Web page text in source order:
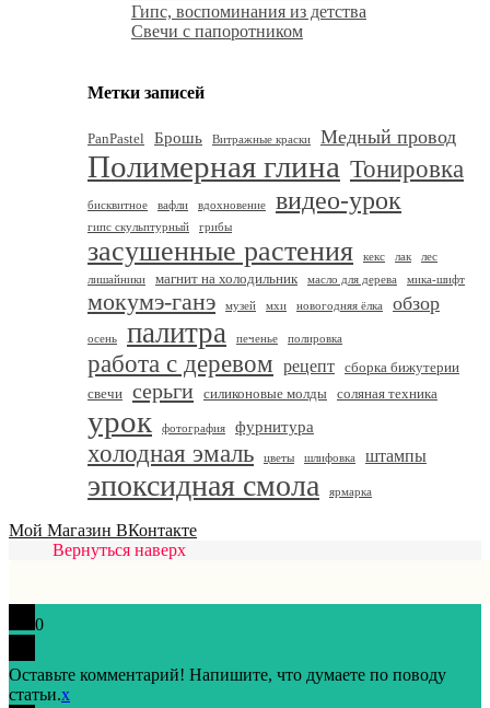
Гипс, воспоминания из детства
Свечи с папоротником
Метки записей
PanPastel Брошь Витражные краски Медный провод
Полимерная глина Тонировка
бисквитное вафли вдохновение видео-урок
гипс скульптурный грибы
засушенные растения кекс лак
лес
лишайники
магнит на холодильник масло для дерева мика-шифт
мокумэ-ганэ музей мхи новогодняя ёлка обзор
осень палитра печенье полировка
работа с деревом рецепт сборка бижутерии
свечи серьги силиконовые молды соляная техника
урок фотография фурнитура
холодная эмаль цветы шлифовка штампы
эпоксидная смола ярмарка
Мой Магазин ВКонтакте
Вернуться наверх
0
Оставьте комментарий! Напишите, что думаете по поводу
статьи.x